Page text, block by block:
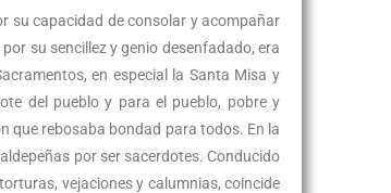
su capacidad de consolar y acompañar
su sencillez y genio desenfadado, era
en especial la Santa Misa y
del pueblo y para el pueblo, pobre y
que rebosaba bondad para todos. En la
por ser sacerdotes. Conducido
vejaciones y calumnias, coincide